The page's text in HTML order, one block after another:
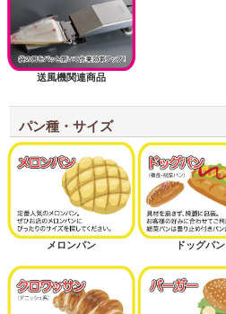
送風機関連商品
パン種・サイズ
メロンパン ドッグパン